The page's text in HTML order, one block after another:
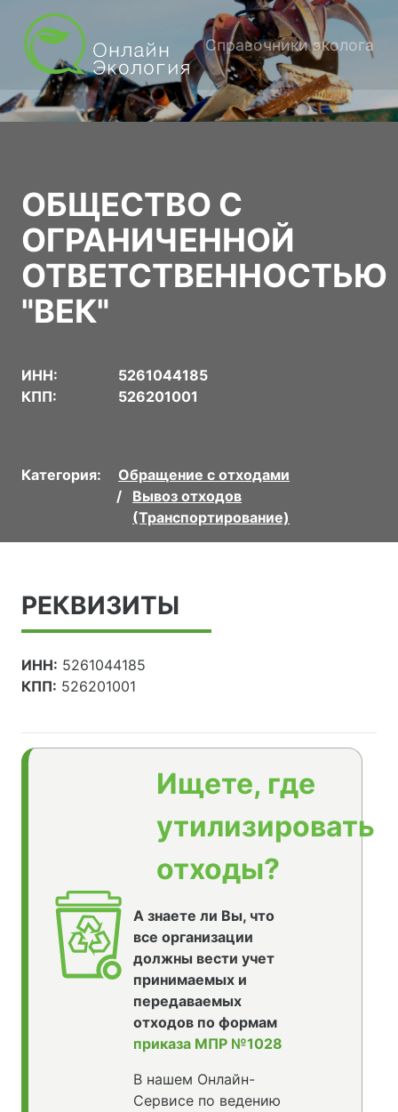
Справочники эколога
ОБЩЕСТВО С
ОГРАНИЧЕННОЙ
ОТВЕТСТВЕННОСТЬЮ
"ВЕК"
ИНН:
5261044185
КПП:
526201001
Категория:
Обращение с отходами
Вывоз отходов
(Транспортирование)
РЕКВИЗИТЫ
ИНН: 5261044185
КПП: 526201001
Ищете, где
утилизировать
отходы?
А знаете ли Вы, что
все организации
должны вести учет
принимаемых и
передаваемых
отходов по формам
приказа МПР №1028
В нашем Онлайн-
Сервисе по ведению